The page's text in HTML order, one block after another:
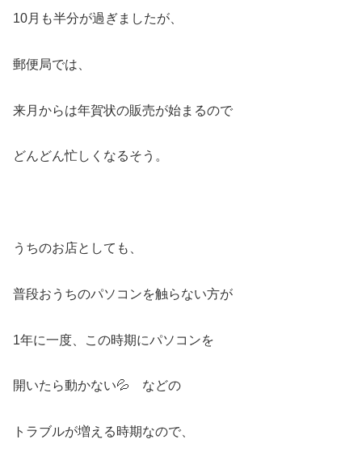
10月も半分が過ぎましたが、
郵便局では、
来月からは年賀状の販売が始まるので
どんどん忙しくなるそう。
うちのお店としても、
普段おうちのパソコンを触らない方が
1年に一度、この時期にパソコンを
開いたら動かない💦 などの
トラブルが増える時期なので、